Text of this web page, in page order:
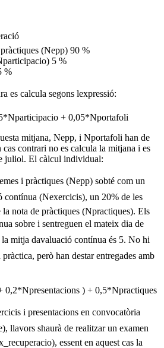
(Nepp) 90 %
5 %
%
es calcula segons lexpressió:
+ 0,05*Nportafoli
mitjana, Nepp, i Nportafoli han de
contrari no es calcula la mitjana i es
juliol. El càlcul individual:
i pràctiques (Nepp) sobté com un
contínua (Nexercicis), un 20% de les
nota de pràctiques (Npractiques). Els
sobre i sentreguen el mateix dia de
mitja davaluació contínua és 5. No hi
però han destar entregades amb
0,2*Npresentacions ) + 0,5*Npractiques
i presentacions en convocatòria
llavors shaurà de realitzar un examen
essent en aquest cas la